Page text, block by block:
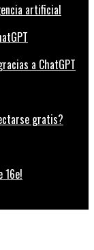
artificial
a ChatGPT
gratis?
16e!